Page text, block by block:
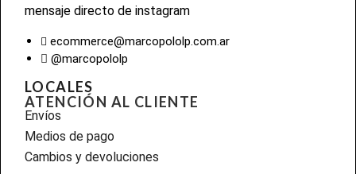
mensaje directo de instagram
ecommerce@marcopololp.com.ar
@marcopololp
LOCALES
ATENCIÓN AL CLIENTE
Envíos
Medios de pago
Cambios y devoluciones